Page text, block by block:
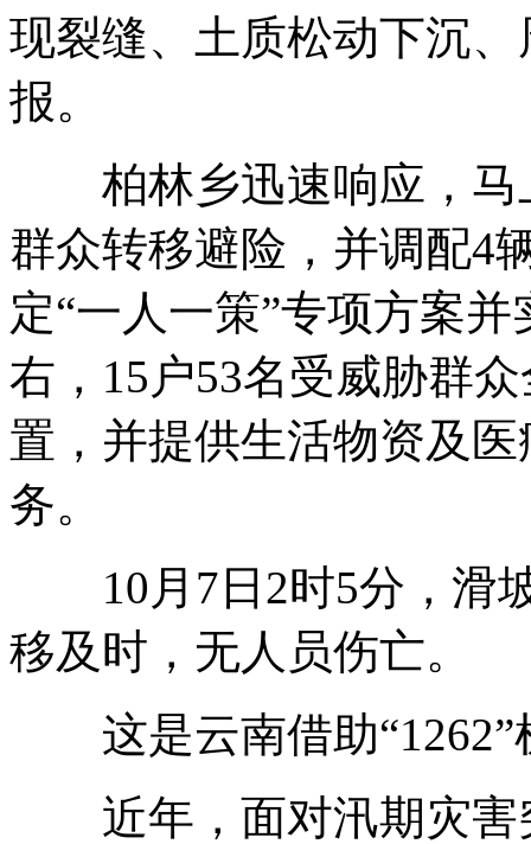
现裂缝、土质松动下沉
报。
柏林乡迅速响应，马
群众转移避险，并调配4
定“一人一策”专项方案
右，15户53名受威胁群
置，并提供生活物资及
务。
10月7日2时5分，滑
移及时，无人员伤亡。
这是云南借助“1262”
近年，面对汛期灾害